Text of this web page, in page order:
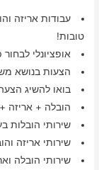
עבודות אריזה
טובות!
אופציונלי
הצעות בנושא
בואו להשיג
הובלה + אריזה
שירותי הובלות
שירותי אריזה
שירותי הובלה